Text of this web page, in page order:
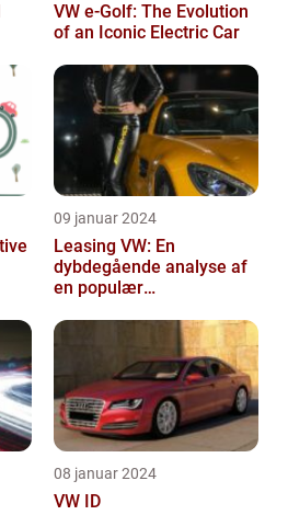
VW e-Golf: The Evolution
of an Iconic Electric Car
09 januar 2024
Leasing VW: En
dybdegående analyse af
en populær
08 januar 2024
VW ID